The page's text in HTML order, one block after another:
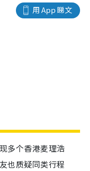
用 App 睇文
多个香港麦理浩
也质疑同类行程